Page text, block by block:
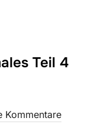
Teil 4
Kommentare